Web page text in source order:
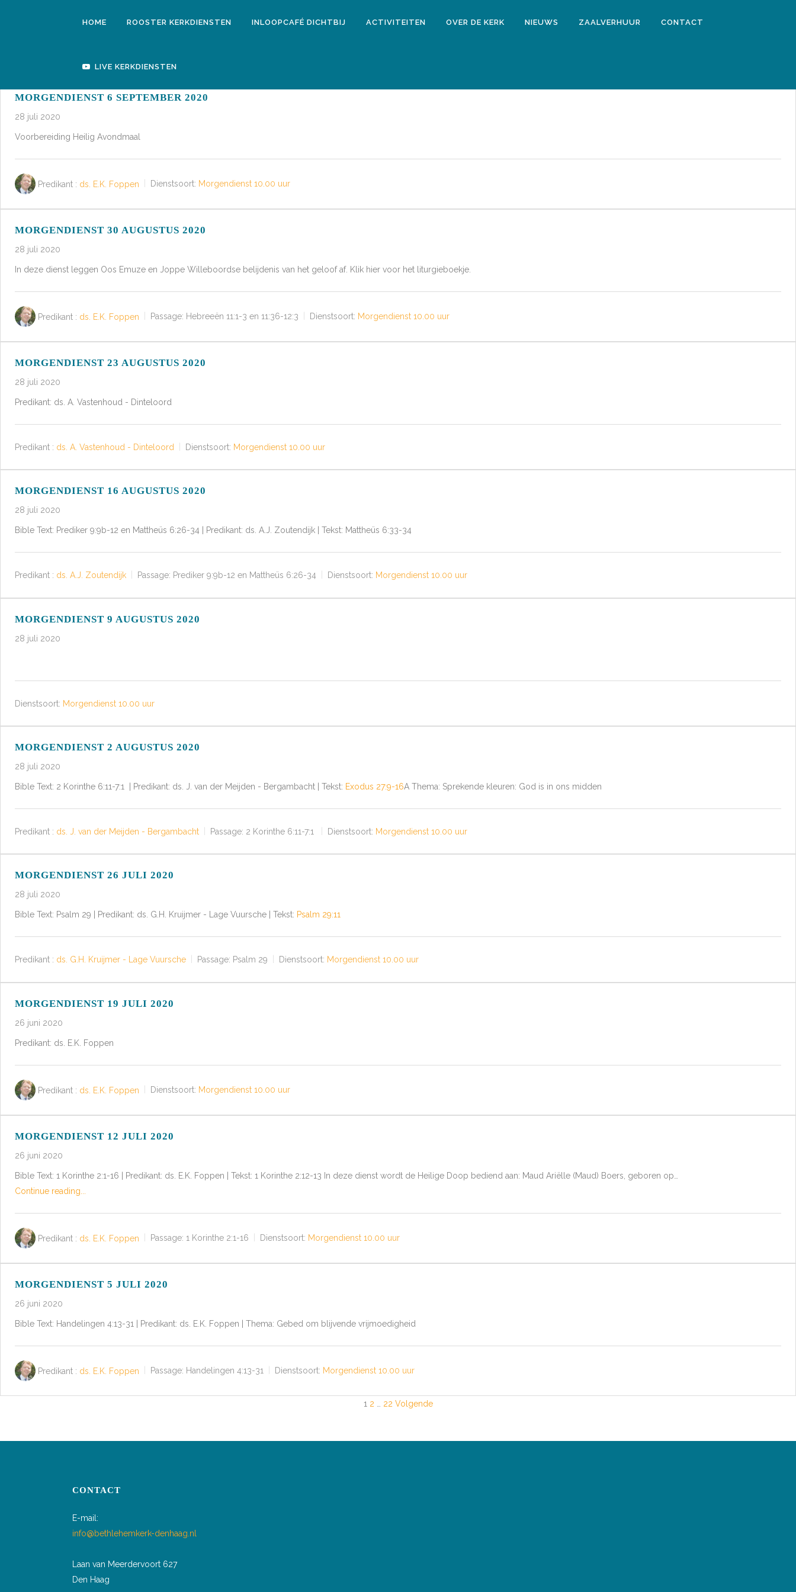
HOME ROOSTER KERKDIENSTEN INLOOPCAFÉ DICHTBIJ ACTIVITEITEN OVER DE KERK NIEUWS ZAALVERHUUR CONTACT
LIVE KERKDIENSTEN
MORGENDIENST 6 SEPTEMBER 2020
28 juli 2020
Voorbereiding Heilig Avondmaal
Predikant : ds. E.K. Foppen Dienstsoort: Morgendienst 10.00 uur
MORGENDIENST 30 AUGUSTUS 2020
28 juli 2020
In deze dienst leggen Oos Emuze en Joppe Willeboordse belijdenis van het geloof af. Klik hier voor het liturgieboekje.
Predikant : ds. E.K. Foppen Passage: Hebreeën 11:1-3 en 11:36-12:3 Dienstsoort: Morgendienst 10.00 uur
MORGENDIENST 23 AUGUSTUS 2020
28 juli 2020
Predikant: ds. A. Vastenhoud - Dinteloord
Predikant : ds. A. Vastenhoud - Dinteloord Dienstsoort: Morgendienst 10.00 uur
MORGENDIENST 16 AUGUSTUS 2020
28 juli 2020
Bible Text: Prediker 9:9b-12 en Mattheüs 6:26-34 | Predikant: ds. A.J. Zoutendijk | Tekst: Mattheüs 6:33-34
Predikant : ds. A.J. Zoutendijk Passage: Prediker 9:9b-12 en Mattheüs 6:26-34 Dienstsoort: Morgendienst 10.00 uur
MORGENDIENST 9 AUGUSTUS 2020
28 juli 2020
Dienstsoort: Morgendienst 10.00 uur
MORGENDIENST 2 AUGUSTUS 2020
28 juli 2020
Bible Text: 2 Korinthe 6:11-7:1 | Predikant: ds. J. van der Meijden - Bergambacht | Tekst: Exodus 27:9-16A Thema: Sprekende kleuren: God is in ons midden
Predikant : ds. J. van der Meijden - Bergambacht Passage: 2 Korinthe 6:11-7:1 Dienstsoort: Morgendienst 10.00 uur
MORGENDIENST 26 JULI 2020
28 juli 2020
Bible Text: Psalm 29 | Predikant: ds. G.H. Kruijmer - Lage Vuursche | Tekst: Psalm 29:11
Predikant : ds. G.H. Kruijmer - Lage Vuursche Passage: Psalm 29 Dienstsoort: Morgendienst 10.00 uur
MORGENDIENST 19 JULI 2020
26 juni 2020
Predikant: ds. E.K. Foppen
Predikant : ds. E.K. Foppen Dienstsoort: Morgendienst 10.00 uur
MORGENDIENST 12 JULI 2020
26 juni 2020
Bible Text: 1 Korinthe 2:1-16 | Predikant: ds. E.K. Foppen | Tekst: 1 Korinthe 2:12-13 In deze dienst wordt de Heilige Doop bediend aan: Maud Ariëlle (Maud) Boers, geboren op…
Continue reading...
Predikant : ds. E.K. Foppen Passage: 1 Korinthe 2:1-16 Dienstsoort: Morgendienst 10.00 uur
MORGENDIENST 5 JULI 2020
26 juni 2020
Bible Text: Handelingen 4:13-31 | Predikant: ds. E.K. Foppen | Thema: Gebed om blijvende vrijmoedigheid
Predikant : ds. E.K. Foppen Passage: Handelingen 4:13-31 Dienstsoort: Morgendienst 10.00 uur
1 2 22 Volgende
CONTACT
E-mail:
info@bethlehemkerk-denhaag.nl
Laan van Meerdervoort 627
Den Haag